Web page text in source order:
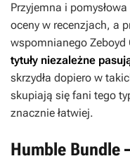
Przyjemna i
oceny w recenzjach, a
wspomnianego Zeboyd
tytuły niezależne
skrzydła dopiero w
skupiają się fani tego
znacznie łatwiej.
Humble Bundle